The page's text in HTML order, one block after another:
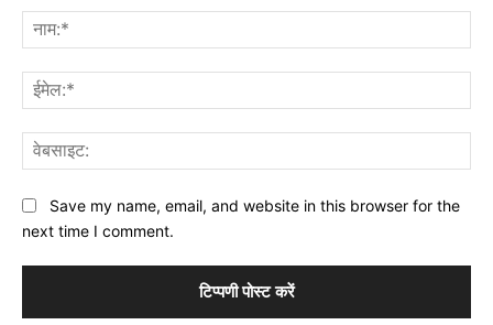
Save my name, email, and website in this browser for the
next time I comment.